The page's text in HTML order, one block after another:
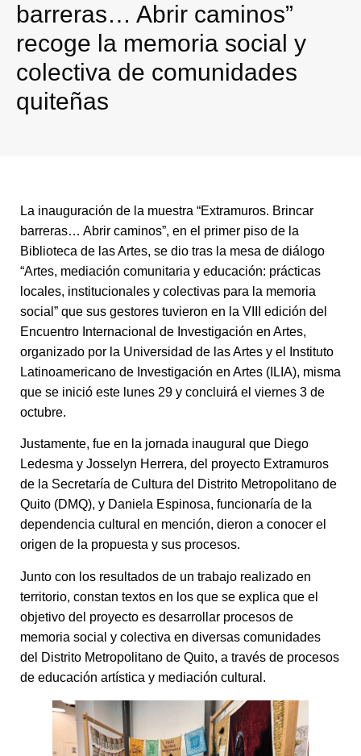
barreras… Abrir caminos”
recoge la memoria social y
colectiva de comunidades
quiteñas
La inauguración de la muestra “Extramuros. Brincar
barreras… Abrir caminos”, en el primer piso de la
Biblioteca de las Artes, se dio tras la mesa de diálogo
“Artes, mediación comunitaria y educación: prácticas
locales, institucionales y colectivas para la memoria
social” que sus gestores tuvieron en la VIII edición del
Encuentro Internacional de Investigación en Artes,
organizado por la Universidad de las Artes y el Instituto
Latinoamericano de Investigación en Artes (ILIA), misma
que se inició este lunes 29 y concluirá el viernes 3 de
octubre.
Justamente, fue en la jornada inaugural que Diego
Ledesma y Josselyn Herrera, del proyecto Extramuros
de la Secretaría de Cultura del Distrito Metropolitano de
Quito (DMQ), y Daniela Espinosa, funcionaría de la
dependencia cultural en mención, dieron a conocer el
origen de la propuesta y sus procesos.
Junto con los resultados de un trabajo realizado en
territorio, constan textos en los que se explica que el
objetivo del proyecto es desarrollar procesos de
memoria social y colectiva en diversas comunidades
del Distrito Metropolitano de Quito, a través de procesos
de educación artística y mediación cultural.